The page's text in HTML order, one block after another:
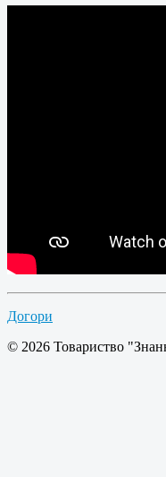
Догори
© 2026 Товариство